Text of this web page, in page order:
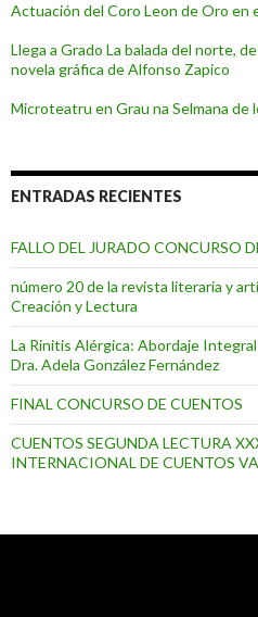
Actuación del Coro Leon de Oro en
Llega a Grado La balada del norte,
novela gráfica de Alfonso Zapico
Microteatru en Grau na Selmana de
ENTRADAS RECIENTES
FALLO DEL JURADO CONCURSO
número 20 de la revista literaria y
Creación y Lectura
La Rinitis Alérgica: Abordaje
Dra. Adela González Fernández
FINAL CONCURSO DE CUENTOS
CUENTOS SEGUNDA LECTURA
INTERNACIONAL DE CUENTOS